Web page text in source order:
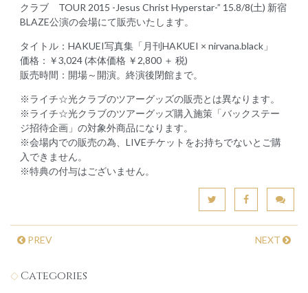
クラブ TOUR 2015 -Jesus Christ Hyperstar-” 15.8/8(土) 新宿
BLAZE公演の会場にて販売いたします。
タイトル：HAKUEI写真集「月刊HAKUEI × nirvana.black」
価格：￥3,024 (本体価格 ￥2,800 ＋ 税)
販売時間：開場～開演。終演後閉館まで。
※ライチ☆光クラブのツアーグッズの販売とは異なります。
※ライチ☆光クラブのツアーグッズ購入施策「バックステー
ジ招待企画」の対象外商品になります。
※会場内での販売の為、LIVEチケットをお持ちでないとご購
入できません。
※特典の付与はございません。
PREV NEXT
Categories